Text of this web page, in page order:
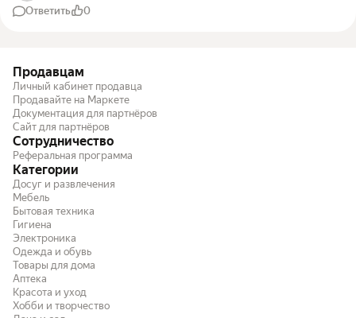
Ответить
0
Продавцам
Личный кабинет продавца
Продавайте на Маркете
Документация для партнёров
Сайт для партнёров
Сотрудничество
Реферальная программа
Категории
Досуг и развлечения
Мебель
Бытовая техника
Гигиена
Электроника
Одежда и обувь
Товары для дома
Аптека
Красота и уход
Хобби и творчество